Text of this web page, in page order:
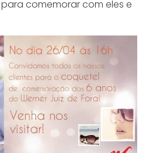
comemorar com eles e